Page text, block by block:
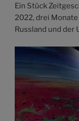
Ein Stück
2022, drei
Russland und der